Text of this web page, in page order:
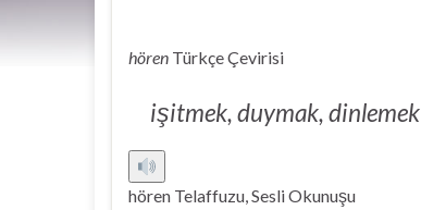
hören Türkçe Çevirisi
işitmek, duymak, dinlemek
hören Telaffuzu, Sesli Okunuşu